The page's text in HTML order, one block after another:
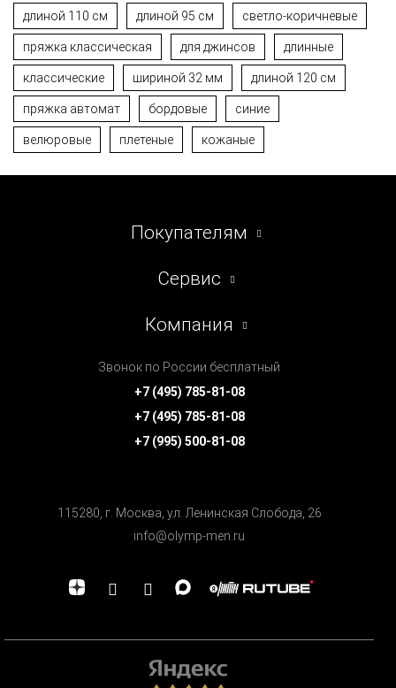
длиной 110 см длиной 95 см светло-коричневые
пряжка классическая для джинсов длинные
классические шириной 32 мм длиной 120 см
пряжка автомат бордовые синие
велюровые плетеные кожаные
Покупателям
Сервис
Компания
Звонок по России бесплатный
+7 (495) 785-81-08
+7 (495) 785-81-08
+7 (995) 500-81-08
115280, г. Москва, ул. Ленинская Cлобода, 26
info@olymp-men.ru